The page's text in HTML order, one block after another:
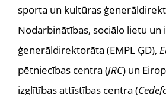
sporta un kultūras
Nodarbinātības, sociālo lietu un
ģenerāldirektorāta (EMPL ĢD),
pētniecības centra (JRC) un
izglītības attīstības centra (